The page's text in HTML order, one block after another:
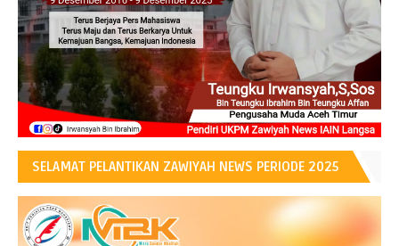
SELAMAT PELANTIKAN ZAWIYAH NEWS PERIODE 2025